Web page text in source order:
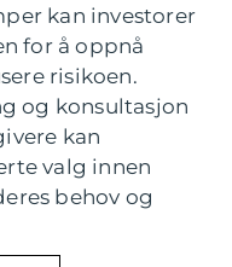
kan investorer
for å oppnå
risikoen.
og konsultasjon
kan
valg innen
behov og